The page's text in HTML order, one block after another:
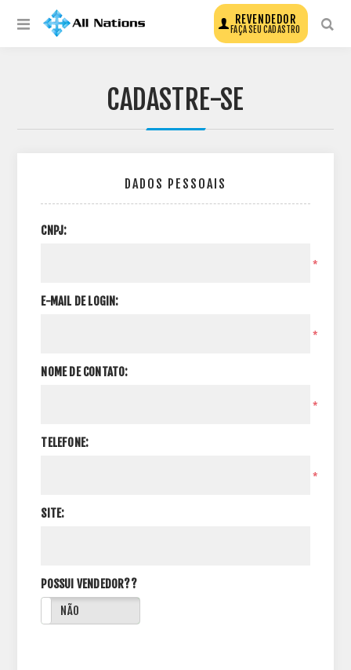
REVENDEDOR
FAÇA SEU CADASTRO
CADASTRE-SE
DADOS PESSOAIS
CNPJ:
*
E-MAIL DE LOGIN:
*
NOME DE CONTATO:
*
TELEFONE:
*
SITE:
POSSUI VENDEDOR??
NÃO